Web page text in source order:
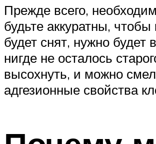
Прежде всего,
будьте аккуратны,
будет снят, нужно
нигде не осталось
высохнуть, и можно
адгезионные свойства